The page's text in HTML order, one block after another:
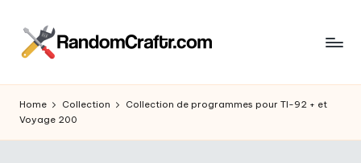
R
a
n
touche
Home Collection
Collection de programmes pour TI-92 + et
Voyage 200